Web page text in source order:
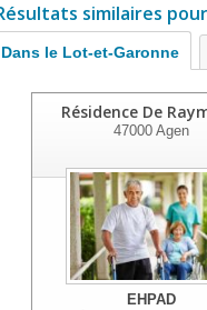
similaires
Dans le Lot-et-Garonne
Résidence De
47000Agen
EHPAD